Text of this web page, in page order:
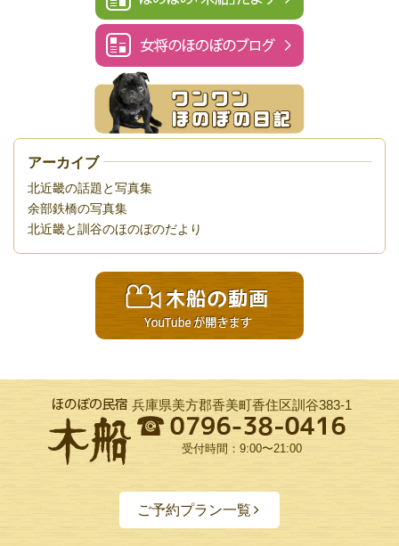
アーカイブ
北近畿の話題と写真集
余部鉄橋の写真集
北近畿と訓谷のほのぼのだより
兵庫県美方郡香美町香住区訓谷383-1
受付時間：9:00〜21:00
ご予約プラン一覧